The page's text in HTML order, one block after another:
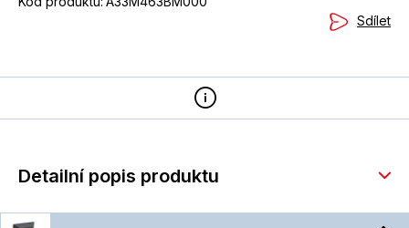
Sdílet
Detailní popis produktu